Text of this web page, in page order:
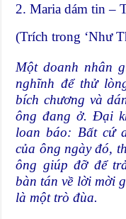
2. Maria dám tin –
(Trích trong ‘Như
Một doanh nhân
nghĩnh để thử
bích chương và
ông đang ở. Ðại
loan báo: Bất cứ
của ông ngày đó,
ông giúp đỡ để
bàn tán về lời mời
là một trò đùa.